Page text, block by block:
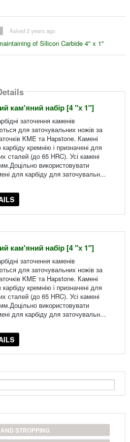
of Silicon Carbide 4" x 1"
Asked 2 years ago
кам'яний набір [4 "х 1"]
заточення каменів
для заточувальних ножів за
KME та Hapstone. Камені
карбіду кремнію і призначені для
сталей (до 65 HRC). Усі камені
використовувати
для карбіду для заточувальн...
кам'яний набір [4 "х 1"]
заточення каменів
для заточувальних ножів за
KME та Hapstone. Камені
карбіду кремнію і призначені для
сталей (до 65 HRC). Усі камені
використовувати
для карбіду для заточувальн...
STROPPING